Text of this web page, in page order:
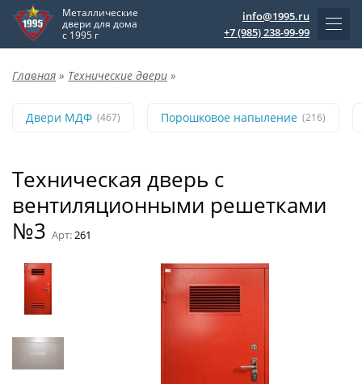
Металлические
двери для дома
с 1995 г
info@1995.ru
+7 (985) 238-99-99
Главная » Технические двери »
Двери МДФ (467) Порошковое напыление (216)
Техническая дверь с
вентиляционными решетками
№3 Арт:261